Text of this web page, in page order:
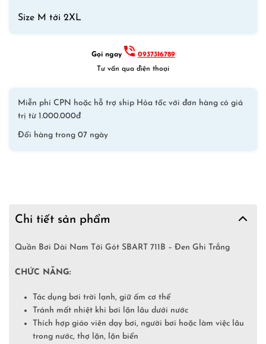
Ghi
Trắng
Size M tới 2XL
Gọi ngay
0937316789
Tư vấn qua điện thoại
Miễn phí CPN hoặc hỗ trợ ship Hỏa tốc với đơn hàng có giá
trị từ 1.000.000đ
Đổi hàng trong 07 ngày
Chi tiết sản phẩm
Quần Bơi Dài Nam Tới Gót SBART 711B – Đen Ghi Trắng
CHỨC NĂNG:
Tác dụng bơi trời lạnh, giữ ấm cơ thể
Tránh mất nhiệt khi bơi lặn lâu dưới nước
Thích hợp giáo viên dạy bơi, người bơi hoặc làm việc lâu
trong nước, thợ lặn, lặn biển